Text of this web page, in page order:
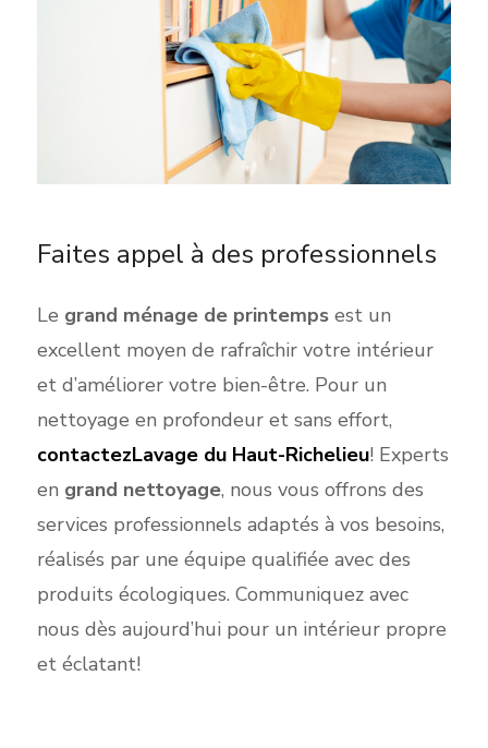
Faites appel à des professionnels
Le grand ménage de printempsest un
excellent moyen de rafraîchir votre intérieur
et d’améliorer votre bien-être. Pour un
nettoyage en profondeur et sans effort,
contactezLavage du Haut-Richelieu! Experts
en grand nettoyage, nous vous offrons des
services professionnels adaptés à vos besoins,
réalisés par une équipe qualifiée avec des
produits écologiques. Communiquez avec
nous dès aujourd’hui pour un intérieur propre
et éclatant!